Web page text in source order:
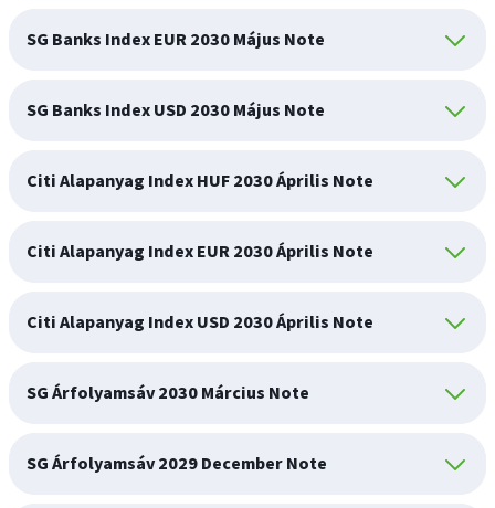
SG Banks Index EUR 2030 Május Note
SG Banks Index USD 2030 Május Note
Citi Alapanyag Index HUF 2030 Április Note
Citi Alapanyag Index EUR 2030 Április Note
Citi Alapanyag Index USD 2030 Április Note
SG Árfolyamsáv 2030 Március Note
SG Árfolyamsáv 2029 December Note